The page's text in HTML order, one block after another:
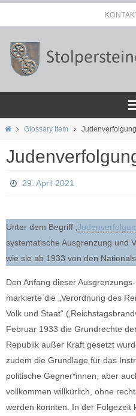
Inhalt
springen
StartGlossary Item Judenverfolgung
29. April 2021
Unter dem Begriff ‚
systematische Ausgrenzung und
wie sie ab 1933 von den
Den Anfang dieser
markierte die „Verordnung des
Volk und Staat“
Februar 1933 die Grundrechte
Republik außer Kraft gesetzt
zudem die Grundlage für das
politische Gegner*innen, aber
vollkommen willkürlich, ohne
werden konnten. In der Folgezeit